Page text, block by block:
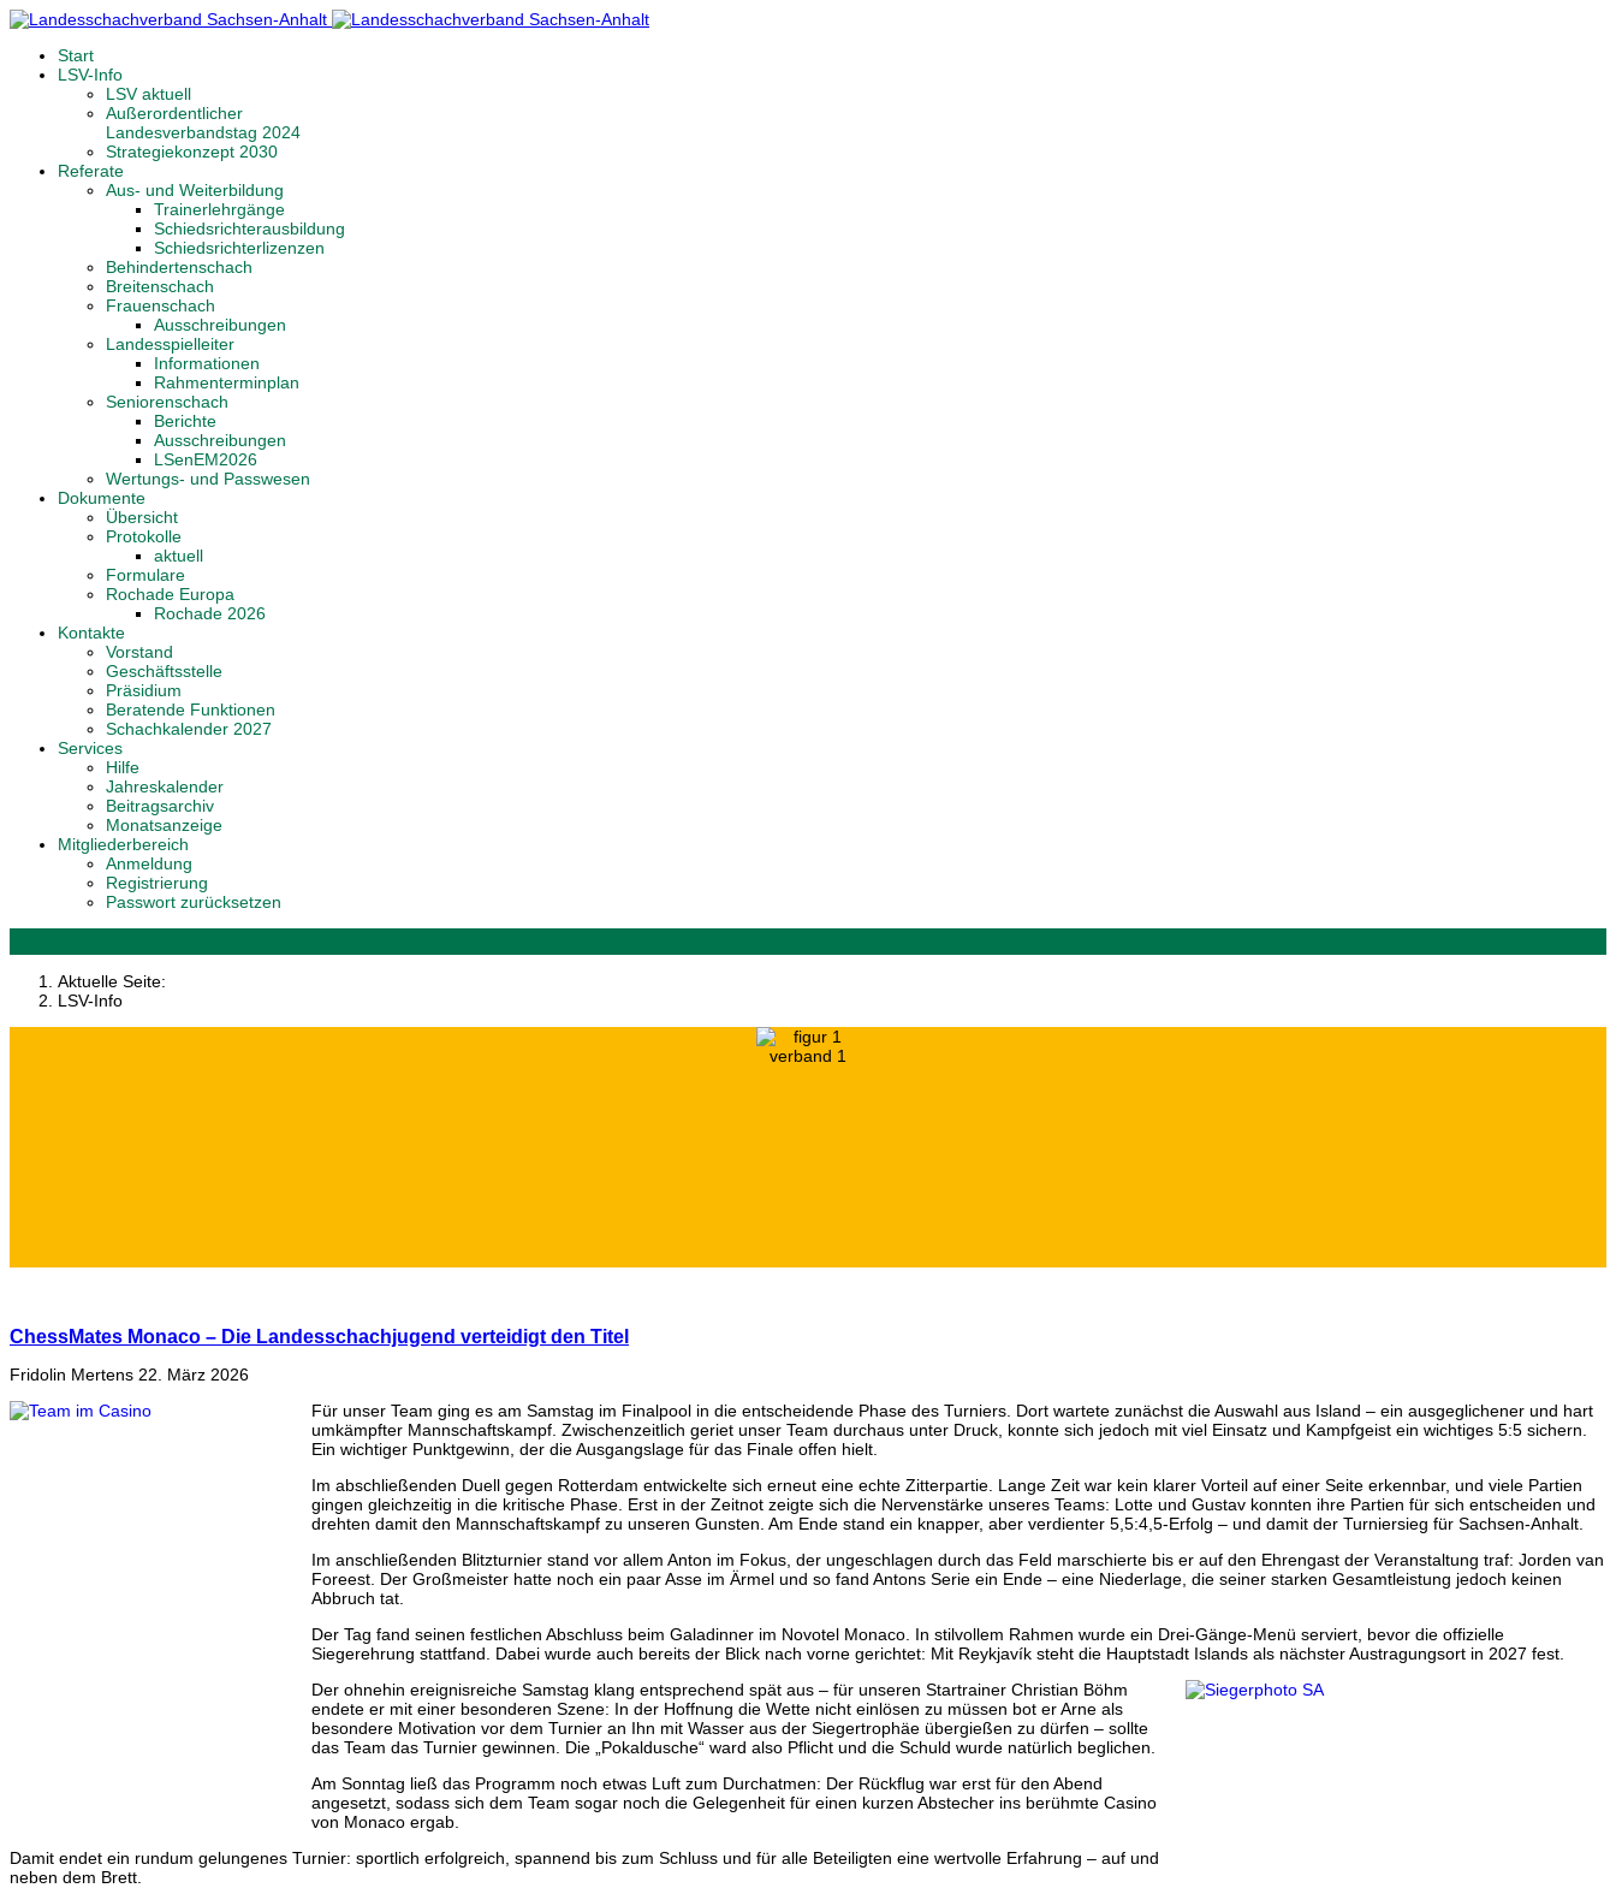
Start
LSV-Info
LSV aktuell
Außerordentlicher
Landesverbandstag 2024
Strategiekonzept 2030
Referate
Aus- und Weiterbildung
Trainerlehrgänge
Schiedsrichterausbildung
Schiedsrichterlizenzen
Behindertenschach
Breitenschach
Frauenschach
Ausschreibungen
Landesspielleiter
Informationen
Rahmenterminplan
Seniorenschach
Berichte
Ausschreibungen
LSenEM2026
Wertungs- und Passwesen
Dokumente
Übersicht
Protokolle
aktuell
Formulare
Rochade Europa
Rochade 2026
Kontakte
Vorstand
Geschäftsstelle
Präsidium
Beratende Funktionen
Schachkalender 2027
Services
Hilfe
Jahreskalender
Beitragsarchiv
Monatsanzeige
Mitgliederbereich
Anmeldung
Registrierung
Passwort zurücksetzen
Aktuelle Seite:
LSV-Info
ChessMates Monaco – Die Landesschachjugend verteidigt den Titel
Fridolin Mertens 22. März 2026
Für unser Team ging es am Samstag im Finalpool in die entscheidende Phase des Turniers. Dort wartete zunächst die Auswahl aus Island – ein ausgeglichener und hart
umkämpfter Mannschaftskampf. Zwischenzeitlich geriet unser Team durchaus unter Druck, konnte sich jedoch mit viel Einsatz und Kampfgeist ein wichtiges 5:5 sichern.
Ein wichtiger Punktgewinn, der die Ausgangslage für das Finale offen hielt.
Im abschließenden Duell gegen Rotterdam entwickelte sich erneut eine echte Zitterpartie. Lange Zeit war kein klarer Vorteil auf einer Seite erkennbar, und viele Partien
gingen gleichzeitig in die kritische Phase. Erst in der Zeitnot zeigte sich die Nervenstärke unseres Teams: Lotte und Gustav konnten ihre Partien für sich entscheiden und
drehten damit den Mannschaftskampf zu unseren Gunsten. Am Ende stand ein knapper, aber verdienter 5,5:4,5-Erfolg – und damit der Turniersieg für Sachsen-Anhalt.
Im anschließenden Blitzturnier stand vor allem Anton im Fokus, der ungeschlagen durch das Feld marschierte bis er auf den Ehrengast der Veranstaltung traf: Jorden van
Foreest. Der Großmeister hatte noch ein paar Asse im Ärmel und so fand Antons Serie ein Ende – eine Niederlage, die seiner starken Gesamtleistung jedoch keinen
Abbruch tat.
Der Tag fand seinen festlichen Abschluss beim Galadinner im Novotel Monaco. In stilvollem Rahmen wurde ein Drei-Gänge-Menü serviert, bevor die offizielle
Siegerehrung stattfand. Dabei wurde auch bereits der Blick nach vorne gerichtet: Mit Reykjavík steht die Hauptstadt Islands als nächster Austragungsort in 2027 fest.
Der ohnehin ereignisreiche Samstag klang entsprechend spät aus – für unseren Startrainer Christian Böhm
endete er mit einer besonderen Szene: In der Hoffnung die Wette nicht einlösen zu müssen bot er Arne als
besondere Motivation vor dem Turnier an Ihn mit Wasser aus der Siegertrophäe übergießen zu dürfen – sollte
das Team das Turnier gewinnen. Die „Pokaldusche“ ward also Pflicht und die Schuld wurde natürlich beglichen.
Am Sonntag ließ das Programm noch etwas Luft zum Durchatmen: Der Rückflug war erst für den Abend
angesetzt, sodass sich dem Team sogar noch die Gelegenheit für einen kurzen Abstecher ins berühmte Casino
von Monaco ergab.
Damit endet ein rundum gelungenes Turnier: sportlich erfolgreich, spannend bis zum Schluss und für alle Beteiligten eine wertvolle Erfahrung – auf und
neben dem Brett.